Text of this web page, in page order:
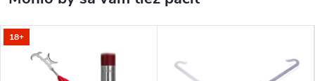
18+